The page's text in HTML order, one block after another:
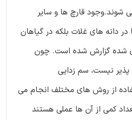
قارچ ها و سایر
در دانه های غلات بلکه در گیاهان
شده گزارش شده است. چون
نیست، سم زدایی
از روش های مختلف انجام می
کمی از آن ها عملی هستند